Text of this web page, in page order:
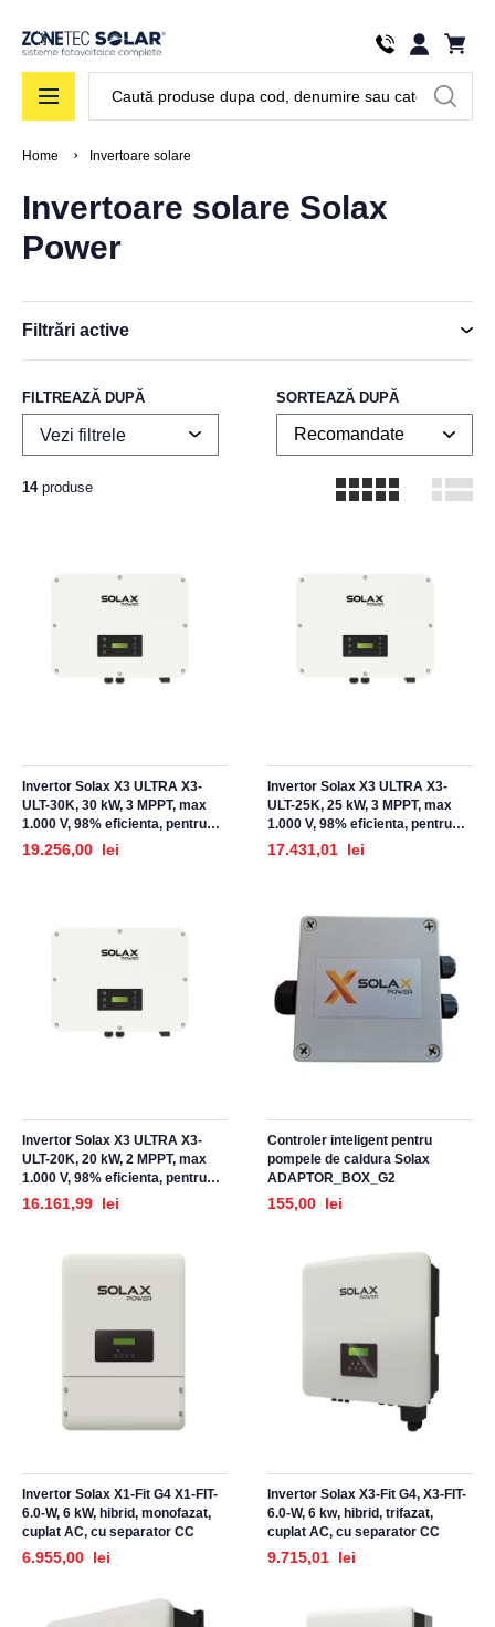
Home Invertoare solare
Invertoare solare Solax
Power
FILTREAZĂ DUPĂ
Vezi filtrele
14produse
SORTEAZĂ DUPĂ
Invertor Solax X3 ULTRA X3-
ULT-30K, 30 kW, 3 MPPT, max
1.000 V, 98% eficienta, pentru
sisteme fotovoltaice
19.256,00 lei
Invertor Solax X3 ULTRA X3-
ULT-25K, 25 kW, 3 MPPT, max
1.000 V, 98% eficienta, pentru
sisteme fotovoltaice
17.431,01 lei
Invertor Solax X3 ULTRA X3-
ULT-20K, 20 kW, 2 MPPT, max
1.000 V, 98% eficienta, pentru
sisteme fotovoltaice
16.161,99 lei
Controler inteligent pentru
pompele de caldura Solax
ADAPTOR_BOX_G2
155,00 lei
Invertor Solax X1-Fit G4 X1-FIT-
6.0-W, 6 kW, hibrid, monofazat,
cuplat AC, cu separator CC
6.955,00 lei
Invertor Solax X3-Fit G4, X3-FIT-
6.0-W, 6 kw, hibrid, trifazat,
cuplat AC, cu separator CC
9.715,01 lei
Filtrări active